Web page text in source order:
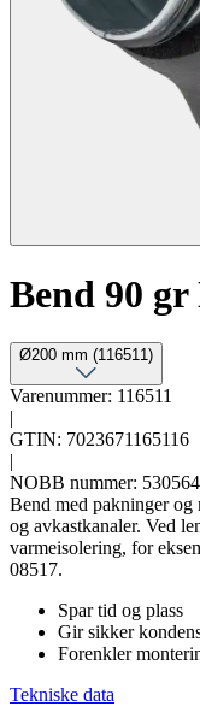
Bend 90
Ø200 mm (116511)
Varenummer: 116511
|
GTIN: 7023671165116
|
NOBB nummer:
Bend med pakninger
og avkastkanaler. Ved
varmeisolering, for
08517.
Spar tid og plass
Gir sikker
Forenkler
Tekniske data